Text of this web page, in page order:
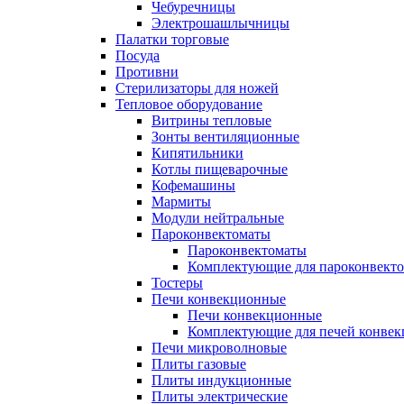
Чебуречницы
Электрошашлычницы
Палатки торговые
Посуда
Противни
Стерилизаторы для ножей
Тепловое оборудование
Витрины тепловые
Зонты вентиляционные
Кипятильники
Котлы пищеварочные
Кофемашины
Мармиты
Модули нейтральные
Пароконвектоматы
Пароконвектоматы
Комплектующие для
Тостеры
Печи конвекционные
Печи конвекционные
Комплектующие для печей
Печи микроволновые
Плиты газовые
Плиты индукционные
Плиты электрические